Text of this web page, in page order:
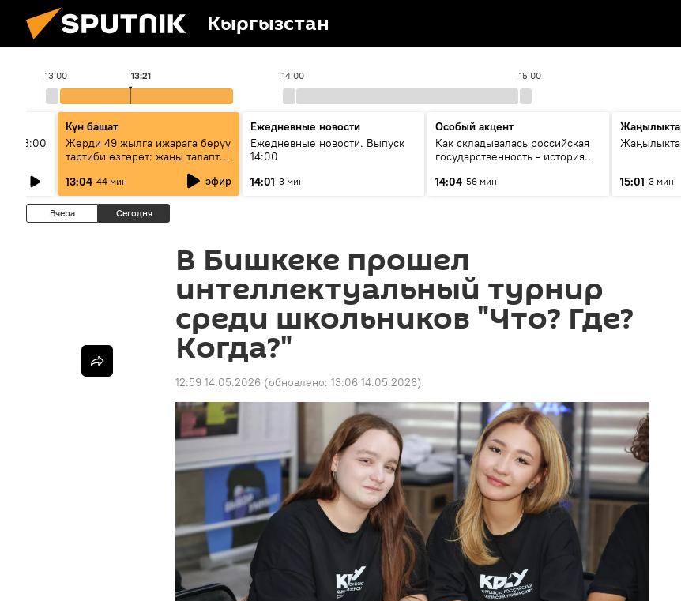
Кыргызстан
13:00 14:00 15:00
13:21
13:00
Күн башат
Жерди 49 жылга ижарага берүү
тартиби өзгөрөт: жаңы талаптар
13:04 44 мин эфир
Ежедневные новости
Ежедневные новости. Выпуск
14:00
14:01 3 мин
Особый акцент
Как складывалась российская
государственность - история
глазами аналитиков
14:04 56 мин 15:01 3 мин
Вчера Сегодня
В Бишкеке прошел
интеллектуальный турнир
среди школьников "Что? Где?
Когда?"
12:59 14.05.2026 (обновлено: 13:06 14.05.2026)